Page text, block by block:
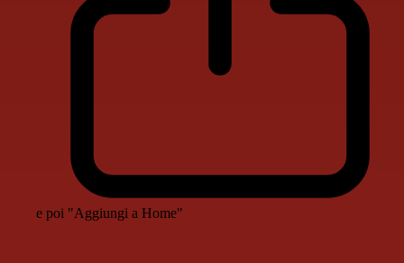
e poi "Aggiungi a Home"